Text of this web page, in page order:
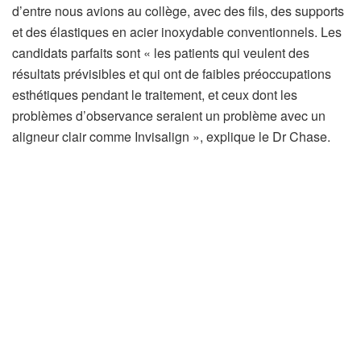
d’entre nous avions au collège, avec des fils, des supports
et des élastiques en acier inoxydable conventionnels. Les
candidats parfaits sont « les patients qui veulent des
résultats prévisibles et qui ont de faibles préoccupations
esthétiques pendant le traitement, et ceux dont les
problèmes d’observance seraient un problème avec un
aligneur clair comme Invisalign », explique le Dr Chase.